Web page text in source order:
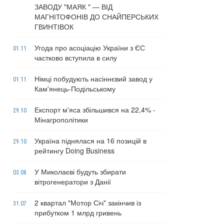
ЗАВОДУ "МАЯК " — ВІД
МАГНІТОФОНІВ ДО СНАЙПЕРСЬКИХ
ГВИНТІВОК
01.11
Угода про асоціацію України з ЄС
частково вступила в силу
01.11
Німці побудують насіннєвий завод у
Кам'янець-Подільському
29.10
Експорт м'яса збільшився на 22,4% -
Мінагрополітики
29.10
Україна піднялася на 16 позицій в
рейтингу Doing Business
03.08
У Миколаєві будуть збирати
вітрогенератори з Данії
31.07
2 квартал "Мотор Січ" закінчив із
прибутком 1 млрд гривень